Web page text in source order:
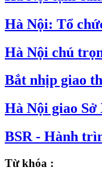
Hà Nội: Tổ
Hà Nội chú
Bắt nhịp giao
Hà Nội giao
BSR - Hành
Từ khóa :